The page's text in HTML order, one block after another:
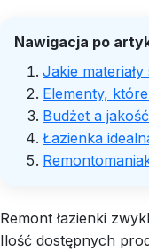
Nawigacja po
Jakie
Elementy,
Budżet a
Łazienka
Remont łazienki
Ilość dostępnych